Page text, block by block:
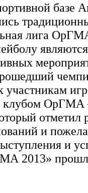
базе
лига
клубом ОрГМА
отметил
и
и
2013»